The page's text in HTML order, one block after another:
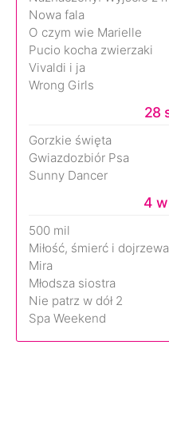
Nowa fala
O czym wie Marielle
Pucio kocha zwierzaki
Vivaldi i ja
Wrong Girls
28
Gorzkie święta
Gwiazdozbiór Psa
Sunny Dancer
4
500 mil
Miłość, śmierć i
Mira
Młodsza siostra
Nie patrz w dół 2
Spa Weekend